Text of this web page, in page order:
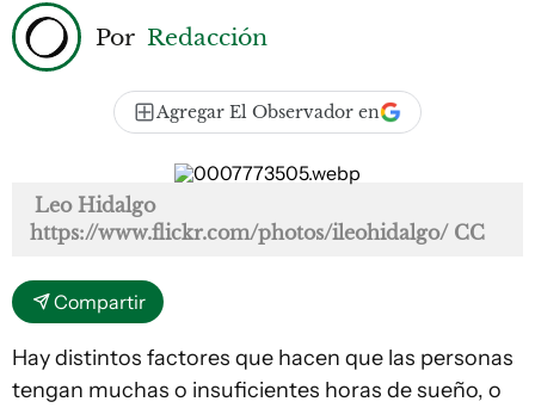
Por Redacción
Agregar El Observador en
Leo Hidalgo
https://www.flickr.com/photos/ileohidalgo/ CC
Compartir
Hay distintos factores que hacen que las personas
tengan muchas o insuficientes horas de sueño, o